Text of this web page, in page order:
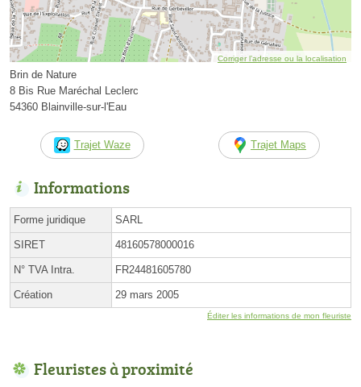
Corriger l’adresse ou la localisation
Brin de Nature
8 Bis Rue Maréchal Leclerc
54360 Blainville-sur-l'Eau
Trajet Waze Trajet Maps
Informations
Forme juridique SARL
SIRET 48160578000016
N° TVA Intra. FR24481605780
Création 29 mars 2005
Éditer les informations de mon fleuriste
Fleuristes à proximité